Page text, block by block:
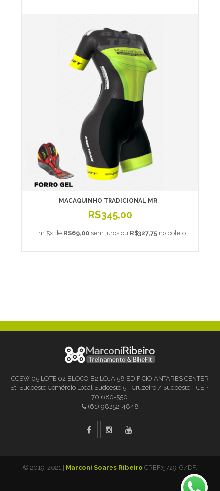
MACAQUINHO TRADICIONAL MR
R$345,00
Em 5x de R$69,00 sem juros ou R$327,75 no boleto
CCSW 05 LOTE 02 BLOCO B2 LOJA 58 EDIFICIO ANTARES CENTER
St. Sudoeste Comércio Local Sudoeste 5 - Cruzeiro / Sudoeste – CEP:
70.680-550.
(61) 98252-4848
© 2019-2021 | Marconi Soares Ribeiro CREF:9729-G/DF.